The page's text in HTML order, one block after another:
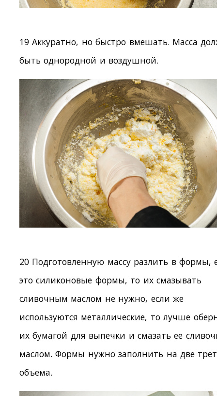
19 Аккуратно, но быстро вмешать. Масса
быть однородной и воздушной.
20 Подготовленную массу разлить в формы,
это силиконовые формы, то их смазывать
сливочным маслом не нужно, если же
используются металлические, то лучше
их бумагой для выпечки и смазать ее
маслом. Формы нужно заполнить на две
объема.